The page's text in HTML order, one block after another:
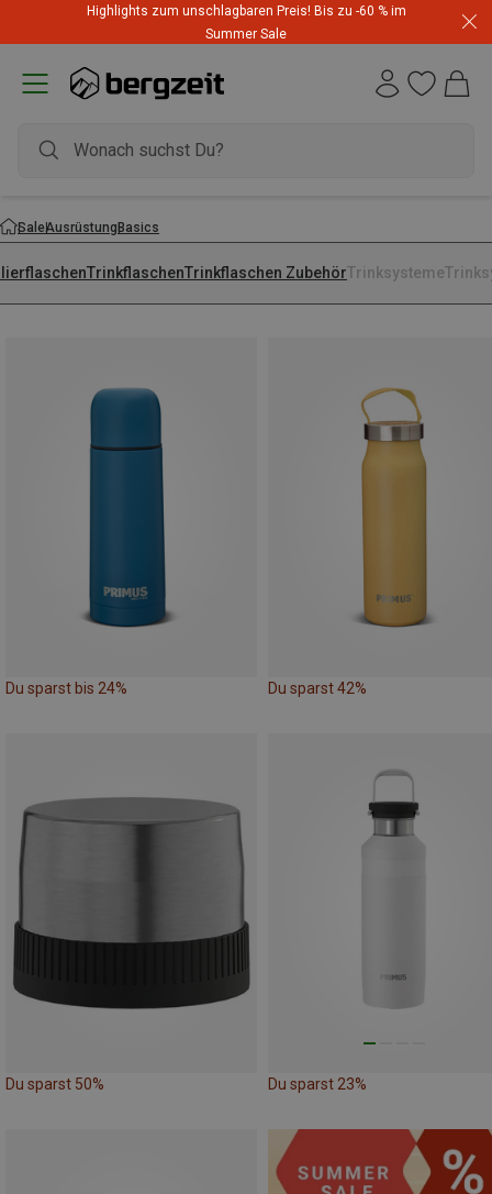
Highlights zum unschlagbaren Preis! Bis zu -60 % im
Summer Sale
SaleAusrüstungBasics
TrinkflaschenTrinkflaschen ZubehörTrinksysteme
Du sparst bis 24% Du sparst 42%
Du sparst 50% Du sparst 23%